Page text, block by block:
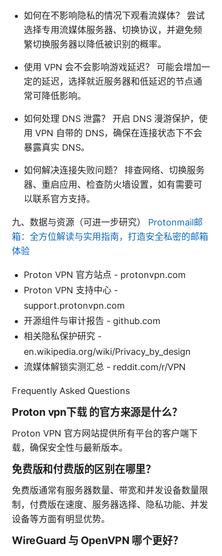
如何在不影响隐私的情况下观看流媒体？ 尝试
选择专用流媒体服务器、切换协议，并避免频
繁切换服务器以降低被识别的概率。
使用 VPN 会不会影响游戏延迟？ 可能会增加一
定的延迟，选择就近服务器和低延迟的节点通
常可降低影响。
如何处理 DNS 泄露？ 开启 DNS 漫游保护，使
用 VPN 自带的 DNS，确保在连接状态下不会
暴露真实 DNS。
如何解决连接失败问题？ 排查网络、切换服务
器、重启应用、检查防火墙设置，如有需要可
以联系官方支持。
九、数据与资源（可进一步研究） Protonmail邮
箱：全方位解读与实用指南，打造安全私密的邮箱
体验
Proton VPN 官方站点 - protonvpn.com
Proton VPN 支持中心 -
support.protonvpn.com
开源组件与审计报告 - github.com
相关隐私保护研究 -
en.wikipedia.org/wiki/Privacy_by_design
流媒体解锁实测汇总 - reddit.com/r/VPN
Frequently Asked Questions
Proton vpn下载 的官方来源是什么？
Proton VPN 官方网站提供所有平台的客户端下
载，确保安全性与最新版本。
免费版和付费版的区别在哪里？
免费版通常有服务器数量、带宽和并发设备数量限
制，付费版在速度、服务器选择、隐私功能、并发
设备等方面有明显优势。
WireGuard 与 OpenVPN 哪个更好？